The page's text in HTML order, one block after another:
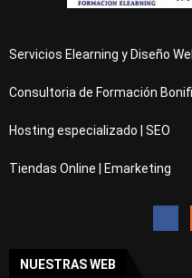
Servicios Elearning y Diseño
Consultoria de Formación
Hosting especializado | SEO
Tiendas Online | Emarketing
NUESTRAS WEB